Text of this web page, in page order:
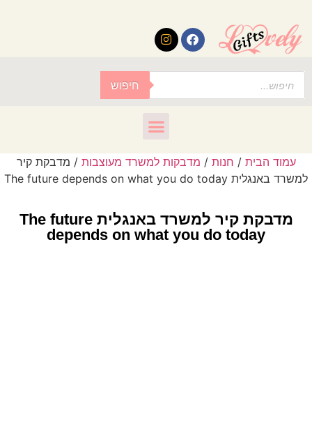
חיפוש
עמוד הבית / חנות / מדבקות למשרד מעוצבות / מדבקת קיר
למשרד באנגלית The future depends on what you do today
מדבקת קיר למשרד באנגלית The future
depends on what you do today